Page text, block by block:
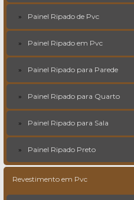
Painel Ripado de Pvc
Painel Ripado em Pvc
Painel Ripado para Parede
Painel Ripado para Quarto
Painel Ripado para Sala
Painel Ripado Preto
Revestimento em Pvc